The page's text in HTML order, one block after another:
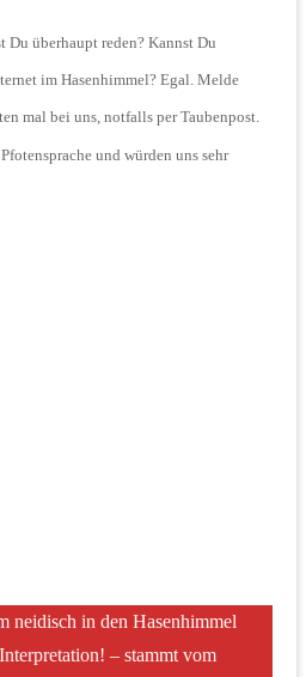
Du überhaupt reden? Kannst Du
im Hasenhimmel? Egal. Melde
mal bei uns, notfalls per Taubenpost.
und würden uns sehr
neidisch in den Hasenhimmel
– stammt vom